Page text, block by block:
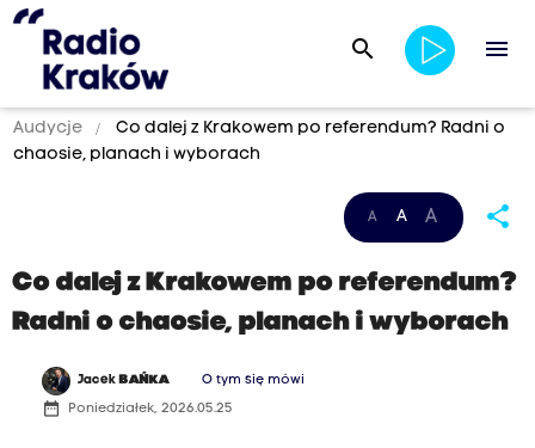
search menu
Audycje
Co dalej z Krakowem po referendum? Radni o
chaosie, planach i wyborach
A A A share
Co dalej z Krakowem po referendum?
Radni o chaosie, planach i wyborach
Jacek BAŃKA O tym się mówi
date_range Poniedziałek, 2026.05.25